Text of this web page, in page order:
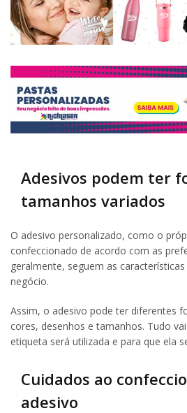
Adesivos podem ter
tamanhos variados
O adesivo personalizado, como o
confeccionado de acordo com as
geralmente, seguem as
negócio.
Assim, o adesivo pode ter diferentes
cores, desenhos e tamanhos. Tudo
etiqueta será utilizada e para que ela
Cuidados ao
adesivo